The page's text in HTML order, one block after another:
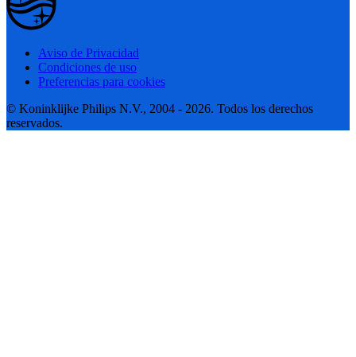
Aviso de Privacidad
Condiciones de uso
Preferencias para cookies
© Koninklijke Philips N.V., 2004 - 2026. Todos los derechos
reservados.